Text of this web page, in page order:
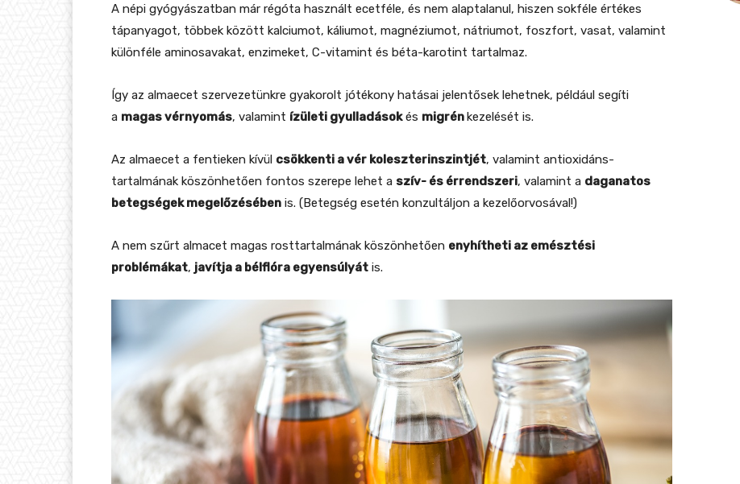
A népi gyógyászatban már régóta használt ecetféle, és nem alaptalanul, hiszen sokféle értékes
tápanyagot, többek között kalciumot, káliumot, magnéziumot, nátriumot, foszfort, vasat, valamint
különféle aminosavakat, enzimeket, C-vitamint és béta-karotint tartalmaz.
Így az almaecet szervezetünkre gyakorolt jótékony hatásai jelentősek lehetnek, például segíti
a magas vérnyomás, valamint ízületi gyulladásokés migrénkezelését is.
Az almaecet a fentieken kívül csökkenti a vér koleszterinszintjét, valamint antioxidáns-
tartalmának köszönhetően fontos szerepe lehet a szív- és érrendszeri, valamint a daganatos
betegségek megelőzésében is. (Betegség esetén konzultáljon a kezelőorvosával!)
A nem szűrt almacet magas rosttartalmának köszönhetően enyhítheti az emésztési
problémákat, javítja a bélflóra egyensúlyát is.